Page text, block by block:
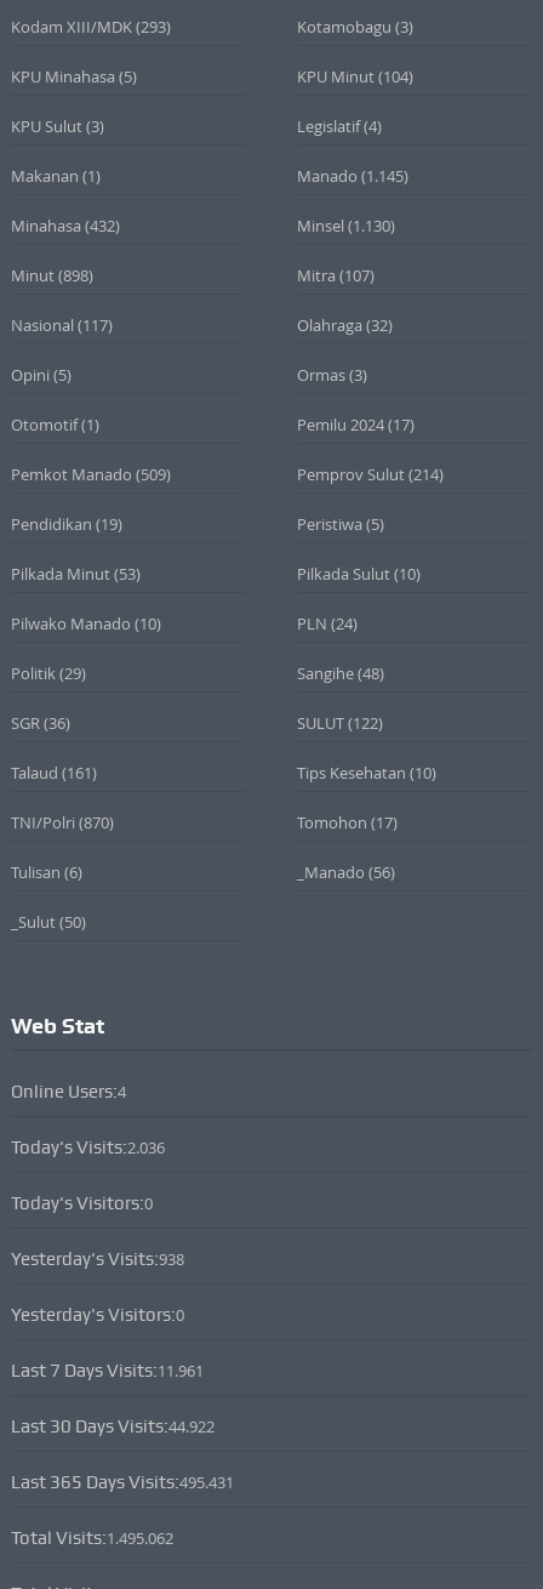
Kodam XIII/MDK(293) Kotamobagu (3)
KPU Minahasa (5) KPU Minut(104)
KPU Sulut(3) Legislatif(4)
Makanan (1) Manado (1.145)
Minahasa (432) Minsel (1.130)
Minut(898) Mitra (107)
Nasional (117) Olahraga (32)
Opini (5) Ormas(3)
Otomotif(1) Pemilu 2024(17)
Pemkot Manado (509) Pemprov Sulut(214)
Pendidikan (19) Peristiwa (5)
Pilkada Minut(53) Pilkada Sulut(10)
Pilwako Manado (10) PLN (24)
Politik(29) Sangihe(48)
SGR(36) SULUT(122)
Talaud (161) Tips Kesehatan (10)
TNI/Polri (870) Tomohon (17)
Tulisan (6) _Manado (56)
_Sulut(50)
Web Stat
Online Users:4
Today's Visits:2.036
Today's Visitors:0
Yesterday's Visits:938
Yesterday's Visitors:0
Last 7 Days Visits:11.961
Last 30 Days Visits:44.922
Last 365 Days Visits:495.431
Total Visits:1.495.062